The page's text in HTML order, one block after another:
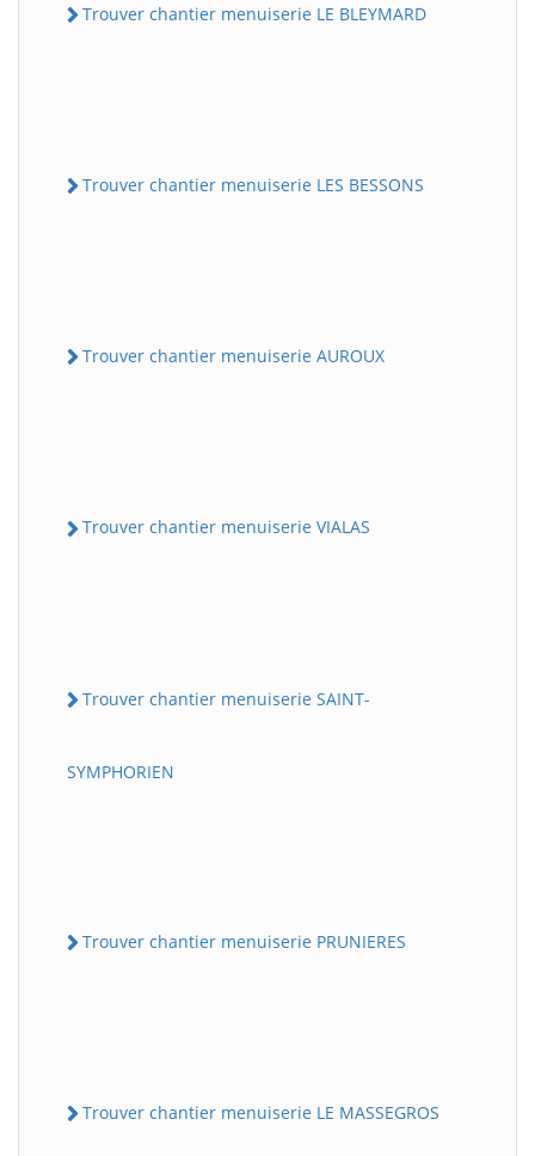
Trouver chantier menuiserie LE BLEYMARD
Trouver chantier menuiserie LES BESSONS
Trouver chantier menuiserie AUROUX
Trouver chantier menuiserie VIALAS
Trouver chantier menuiserie SAINT-
SYMPHORIEN
Trouver chantier menuiserie PRUNIERES
Trouver chantier menuiserie LE MASSEGROS